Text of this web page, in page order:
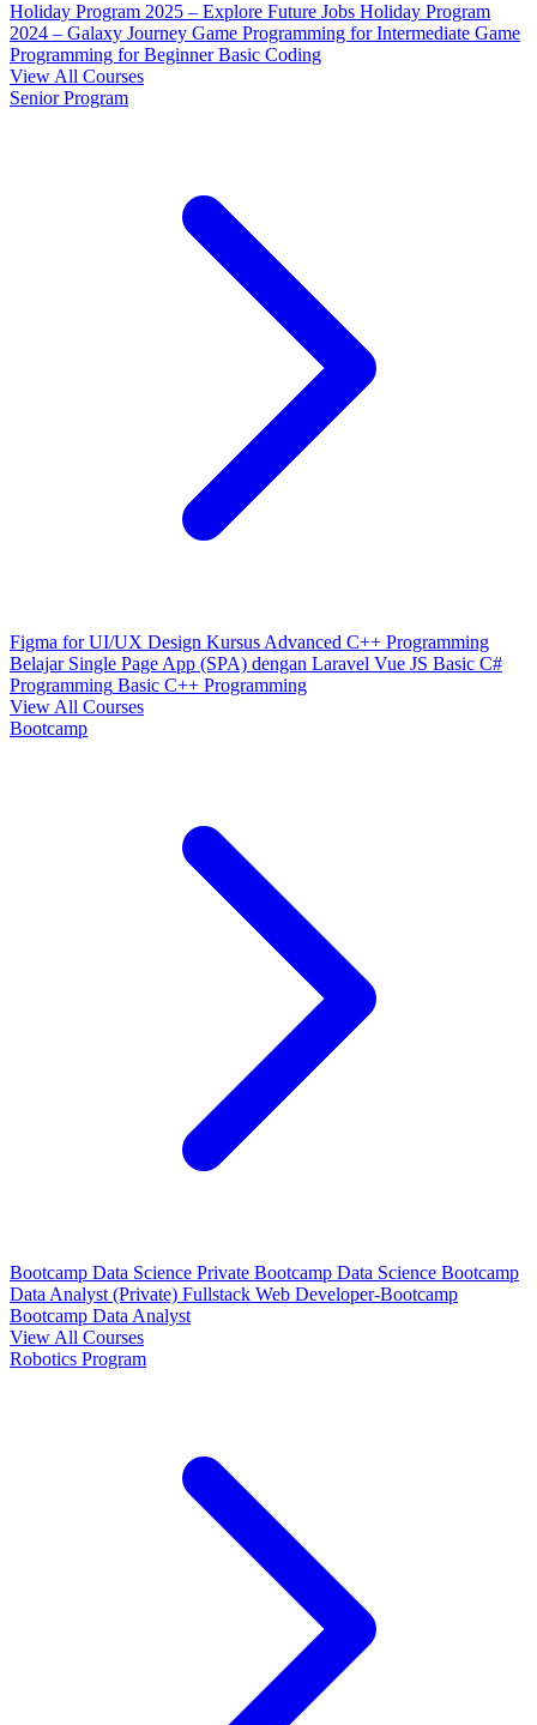
Holiday Program 2025 – Explore Future Jobs Holiday Program
2024 – Galaxy Journey Game Programming for Intermediate Game
Programming for Beginner Basic Coding
View All Courses
Senior Program
Figma for UI/UX Design Kursus Advanced C++ Programming
Belajar Single Page App (SPA) dengan Laravel Vue JS Basic C#
Programming Basic C++ Programming
View All Courses
Bootcamp
Bootcamp Data Science Private Bootcamp Data Science Bootcamp
Data Analyst (Private) Fullstack Web Developer-Bootcamp
Bootcamp Data Analyst
View All Courses
Robotics Program